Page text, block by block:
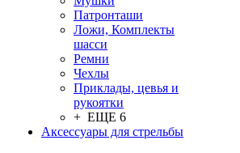
Патронташи
Ложи, Комплекты
шасси
Ремни
Чехлы
Приклады, цевья и
рукоятки
+ ЕЩЕ 6
Аксессуары для стрельбы